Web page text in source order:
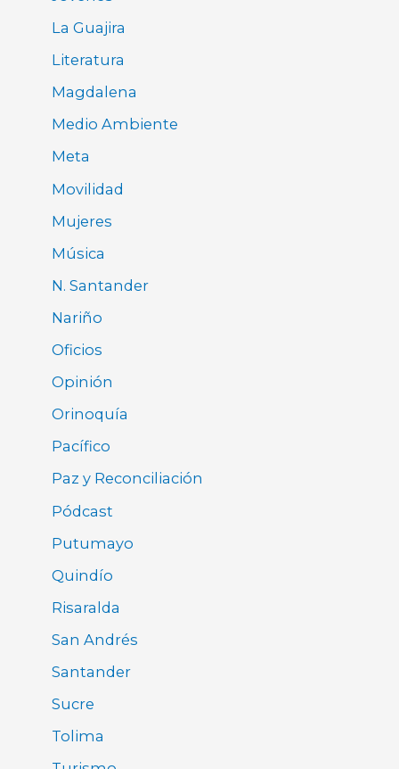
La Guajira
Literatura
Magdalena
Medio Ambiente
Meta
Movilidad
Mujeres
Música
N. Santander
Nariño
Oficios
Opinión
Orinoquía
Pacífico
Paz y Reconciliación
Pódcast
Putumayo
Quindío
Risaralda
San Andrés
Santander
Sucre
Tolima